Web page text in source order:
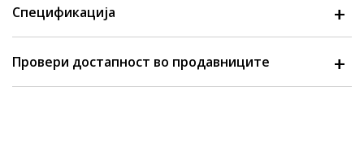
Спецификација
Провери достапност во продавниците